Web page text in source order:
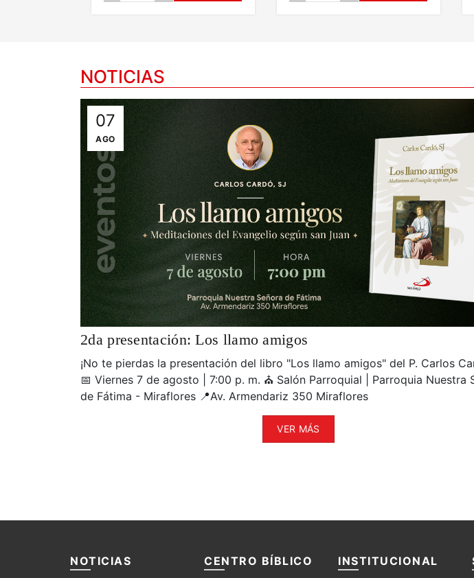
NOTICIAS
07
AGO
2da presentación: Los llamo amigos
¡No te pierdas la presentación del libro "Los llamo amigos" del P. Carlos
📅 Viernes 7 de agosto | 7:00 p. m. ⛪ Salón Parroquial | Parroquia Nuestra
de Fátima - Miraflores 📍Av. Armendariz 350 Miraflores
VER MÁS
04
AGO
Editorial San Pablo presenta "Huellas
pastor" del P. David Farfán en la FIL
2026
En el marco de la Feria Internacional del
(FIL Lima 2026), el Auditorio José María
el escenario elegido por la Editorial San
lanzar formalmente la obra "Huellas de
David Farfán Guerrero.
NOTICIAS CENTRO BÍBLICO INSTITUCIONAL